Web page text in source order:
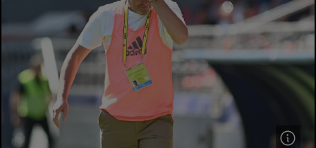
Echipa Națională
U21
Fotbal feminin
Special
Diverse